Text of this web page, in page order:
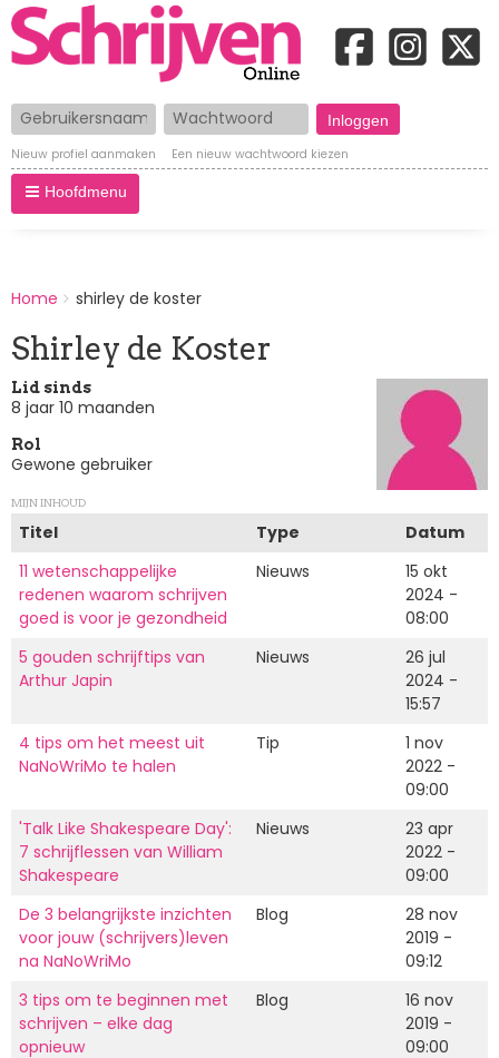
Gebruikersnaam Wachtwoord
Nieuw profiel aanmaken Een nieuw wachtwoord kiezen
Hoofdmenu
BREADCRUMBS
You
here:
Home shirley de koster
Shirley de Koster
Lid sinds
8 jaar 10 maanden
Rol
Gewone gebruiker
MIJN INHOUD
Titel Type
Datum
11 wetenschappelijke
redenen waarom schrijven
goed is voor je gezondheid
Nieuws
15 okt
2024 -
08:00
5 gouden schrijftips van
Arthur Japin
Nieuws
26 jul
2024 -
15:57
4 tips om het meest uit
NaNoWriMo te halen
Tip
1 nov
2022 -
09:00
'Talk Like Shakespeare Day':
7 schrijflessen van William
Shakespeare
Nieuws
23 apr
2022 -
09:00
De 3 belangrijkste inzichten
voor jouw (schrijvers)leven
na NaNoWriMo
Blog
28 nov
2019 -
09:12
3 tips om te beginnen met
schrijven – elke dag
opnieuw
Blog
16 nov
2019 -
09:00